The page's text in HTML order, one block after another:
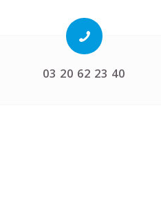
03 20 62 23 40